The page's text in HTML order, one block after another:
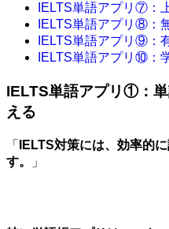
IELTS単語アプリ⑦：
IELTS単語アプリ⑧：
IELTS単語アプリ⑨：
IELTS単語アプリ⑩：
IELTS単語アプリ①：
える
「
IELTS対策には、効率的
す。
」